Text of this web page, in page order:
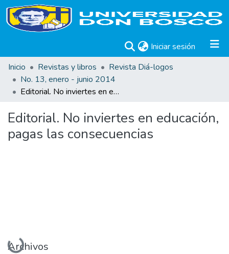
Iniciar sesión (current)
Inicio
Revistas y libros
Revista Diá-logos
No. 13, enero - junio 2014
Editorial. No inviertes en educación, pagas las consecuencias
Editorial. No inviertes en educación,
pagas las consecuencias
Cargando...
Archivos